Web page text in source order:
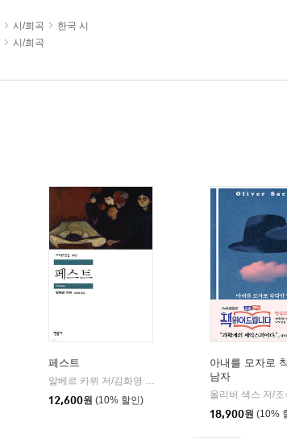
시/희곡
한국 시
시/희곡
페스트
알베르 카뮈 저/김화영 역
12,600원 (10% 할인)
아내를 모자로
남자
18,900원 (10%